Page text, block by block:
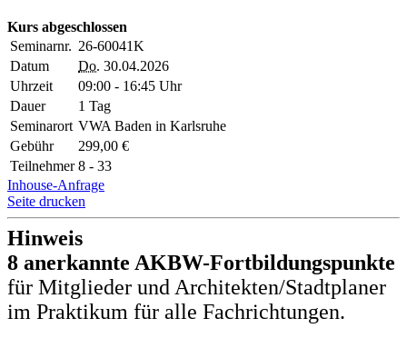
Kurs abgeschlossen
Seminarnr. 26-60041K
Datum
Do. 30.04.2026
Uhrzeit
09:00 - 16:45 Uhr
Dauer
1 Tag
Seminarort VWA Baden in Karlsruhe
Gebühr
299,00 €
Teilnehmer 8 - 33
Inhouse-Anfrage
Seite drucken
Hinweis
8 anerkannte AKBW-Fortbildungspunkte
für Mitglieder und Architekten/Stadtplaner
im Praktikum für alle Fachrichtungen.